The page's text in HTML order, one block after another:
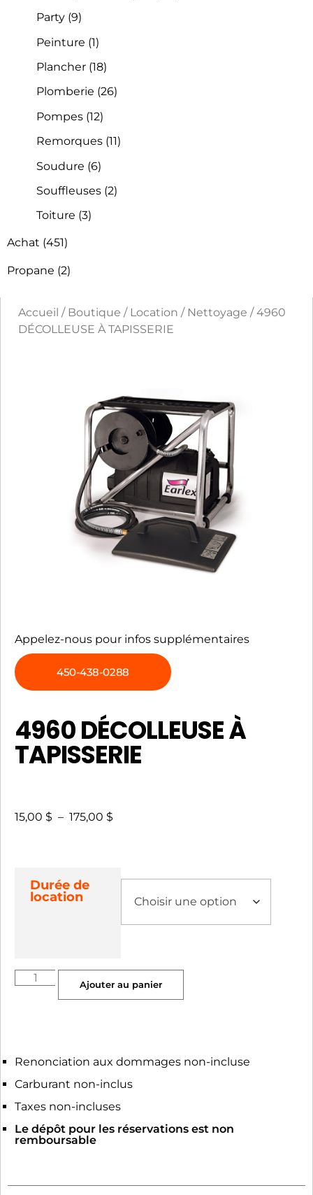
Party (9)
Peinture (1)
Plancher (18)
Plomberie (26)
Pompes (12)
Remorques (11)
Soudure (6)
Souffleuses (2)
Toiture (3)
Achat (451)
Propane (2)
Accueil / Boutique / Location / Nettoyage / 4960
DÉCOLLEUSE À TAPISSERIE
Appelez-nous pour infos supplémentaires
450-438-0288
4960 DÉCOLLEUSE À
TAPISSERIE
15,00 $ – 175,00 $
Durée de
location
Ajouter au panier
Renonciation aux dommages non-incluse
Carburant non-inclus
Taxes non-incluses
Le dépôt pour les réservations est non
remboursable